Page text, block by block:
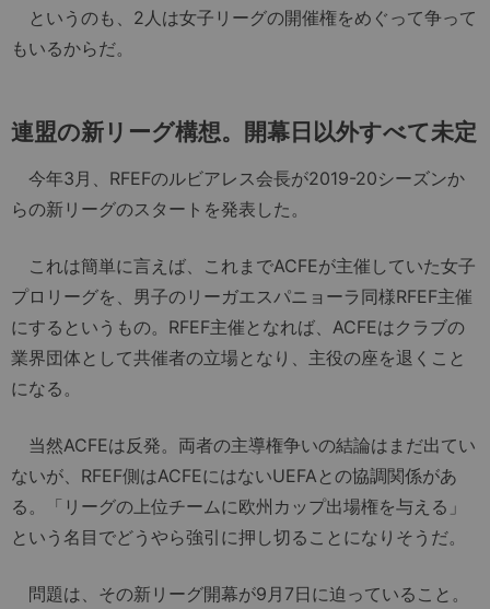
というのも、2人は女子リーグの開催権をめぐって争って
もいるからだ。
連盟の新リーグ構想。開幕日以外すべて未定
今年3月、RFEFのルビアレス会長が2019-20シーズンか
らの新リーグのスタートを発表した。
これは簡単に言えば、これまでACFEが主催していた女子
プロリーグを、男子のリーガエスパニョーラ同様RFEF主催
にするというもの。RFEF主催となれば、ACFEはクラブの
業界団体として共催者の立場となり、主役の座を退くこと
になる。
当然ACFEは反発。両者の主導権争いの結論はまだ出てい
ないが、RFEF側はACFEにはないUEFAとの協調関係があ
る。「リーグの上位チームに欧州カップ出場権を与える」
という名目でどうやら強引に押し切ることになりそうだ。
問題は、その新リーグ開幕が9月7日に迫っていること。